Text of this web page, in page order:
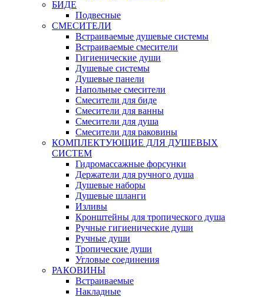
БИДЕ
Подвесные
СМЕСИТЕЛИ
Встраиваемые душевые системы
Встраиваемые смесители
Гигиенические души
Душевые системы
Душевые панели
Напольные смесители
Смесители для биде
Смесители для ванны
Смесители для душа
Смесители для раковины
КОМПЛЕКТУЮЩИЕ ДЛЯ ДУШЕВЫХ
СИСТЕМ
Гидромассажные форсунки
Держатели для ручного душа
Душевые наборы
Душевые шланги
Изливы
Кронштейны для тропического душа
Ручные гигиенические души
Ручные души
Тропические души
Угловые соединения
РАКОВИНЫ
Встраиваемые
Накладные